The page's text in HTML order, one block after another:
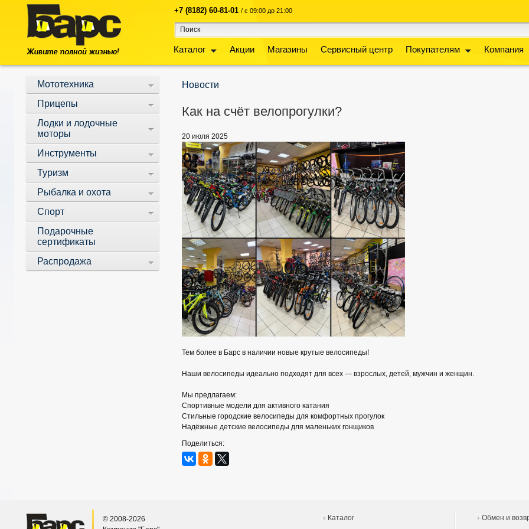
+7 (8182) 60-81-01 / с 09:00 до 21:00
Каталог Акции Магазины Сервисный центр Покупателям Компания
Мототехника
Прицепы
Лодки и лодочные
моторы
Инструменты
Туризм
Рыбалка и охота
Спорт
Подарочные
сертификаты
Распродажа
Новости
Как на счёт велопрогулки?
20 июля 2025
Тем более в Барс в наличии новые крутые велосипеды!
Наши велосипеды идеально подходят для всех — взрослых, детей, мужчин и женщин.
Мы предлагаем:
Спортивные модели для активного катания
Стильные городские велосипеды для комфортных прогулок
Надёжные детские велосипеды для маленьких гонщиков
Поделиться:
© 2008-2026
Каталог
Обмен и